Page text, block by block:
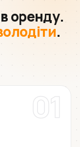
в оренду.
.
01